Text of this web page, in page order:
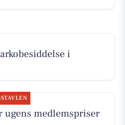
i
ugens medlemspriser